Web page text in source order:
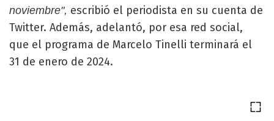
noviembre", escribió el periodista en su cuenta de
Twitter. Además, adelantó, por esa red social,
que el programa de Marcelo Tinelli terminará el
31 de enero de 2024.